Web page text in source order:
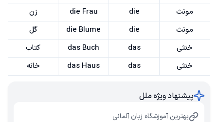
مونث
die
die Frau
زن
مونث
die
die Blume
گل
خنثی
das
das Buch
کتاب
خنثی
das
das Haus خانه
پیشنهاد ویژه ملل
بهترین آموزشگاه زبان آلمانی